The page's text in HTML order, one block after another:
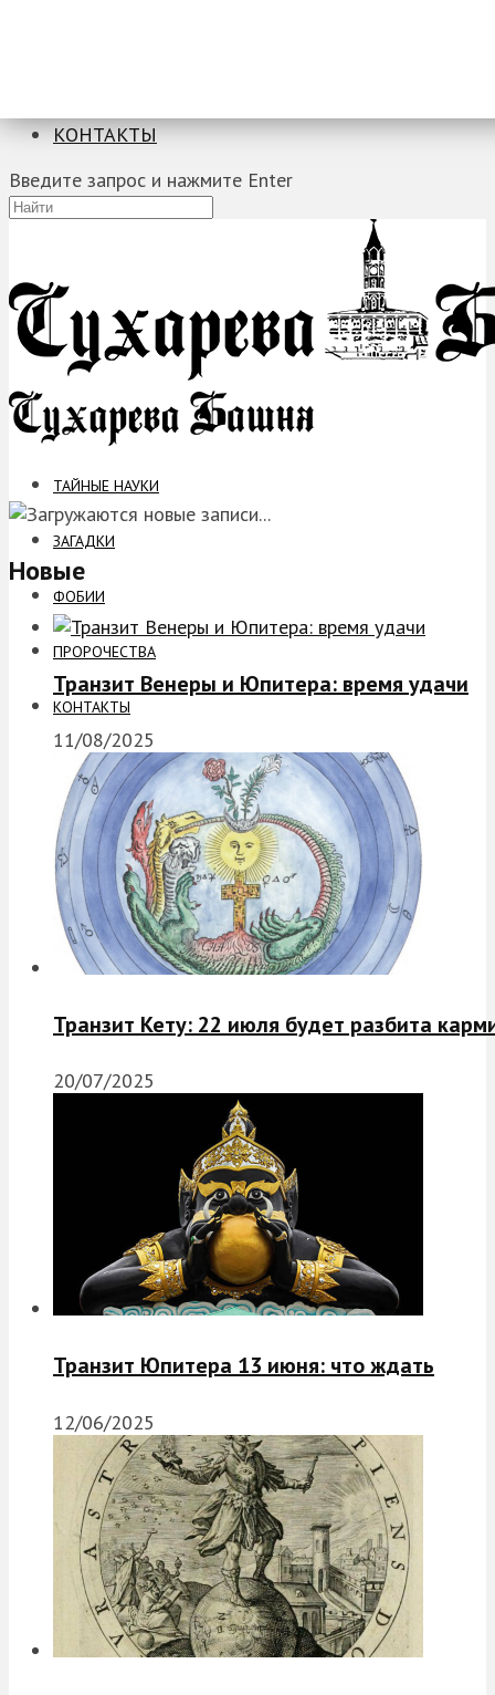
КОНТАКТЫ
Введите запрос и нажмите Enter
ТАЙНЫЕ НАУКИ
ЗАГАДКИ
ФОБИИ
ПРОРОЧЕСТВА
КОНТАКТЫ
Новые
Транзит Венеры и Юпитера: время удачи
11/08/2025
Транзит Кету: 22 июля будет разбита
20/07/2025
Транзит Юпитера 13 июня: что ждать
12/06/2025